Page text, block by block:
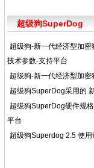
超级狗SuperDog
超级狗-新一代经济型加
技术参数-支持平台
超级狗-新一代经济型加密
超级狗SuperDog采用的
超级狗SuperDog硬件规
平台
超级狗Superdog 2.5 使